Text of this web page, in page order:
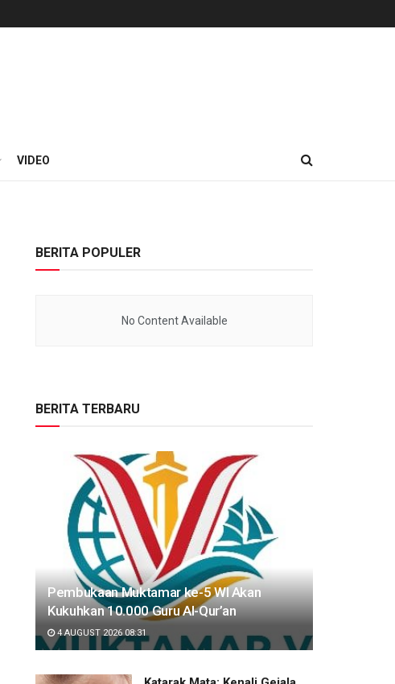
VIDEO
BERITA POPULER
No Content Available
BERITA TERBARU
Pembukaan Muktamar ke-5 WI Akan
Kukuhkan 10.000 Guru Al-Qur’an
4 AUGUST 2026 08:31